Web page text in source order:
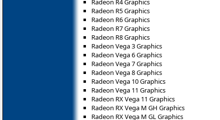
Radeon R5 Graphics
Radeon R6 Graphics
Radeon R7 Graphics
Radeon R8 Graphics
Radeon Vega 3 Graphics
Radeon Vega 6 Graphics
Radeon Vega 7 Graphics
Radeon Vega 8 Graphics
Radeon Vega 10 Graphics
Radeon Vega 11 Graphics
Radeon RX Vega 11 Graphics
Radeon RX Vega M GH Graphics
Radeon RX Vega M GL Graphics